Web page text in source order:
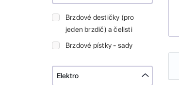
Brzdové destičky (pro
jeden brzdič) a čelisti
Brzdové pístky - sady
Elektro